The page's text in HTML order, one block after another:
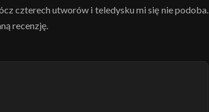
czterech utworów i teledysku mi się nie podoba.
recenzję.